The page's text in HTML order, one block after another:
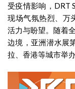
受疫情影响，DRT
现场气氛热烈、万
活力与盼望。随着
边境，亚洲潜水展
拉、香港等城市举